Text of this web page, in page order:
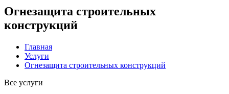
Огнезащита строительных
конструкций
Главная
Услуги
Огнезащита строительных конструкций
Все услуги